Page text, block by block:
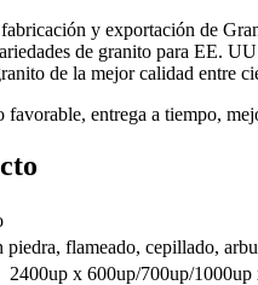
y exportación de
de granito para EE.
de la mejor calidad entre
entrega a tiempo,
flameado, cepillado,
2400up x 600up/700up/1000up